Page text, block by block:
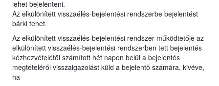
lehet bejelenteni.
Az elkülönített visszaélés-bejelentési rendszerbe bejelentést
bárki tehet.
Az elkülönített visszaélés-bejelentési rendszer működtetője az
elkülönített visszaélés-bejelentési rendszerben tett bejelentés
kézhezvételétől számított hét napon belül a bejelentés
megtételéről visszaigazolást küld a bejelentő számára, kivéve,
ha